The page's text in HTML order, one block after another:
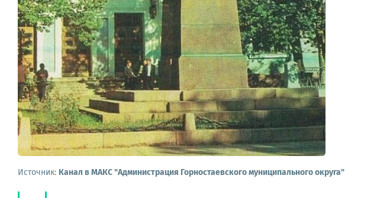
Источник: Канал в МАКС "Администрация Горностаевского муниципального округа"